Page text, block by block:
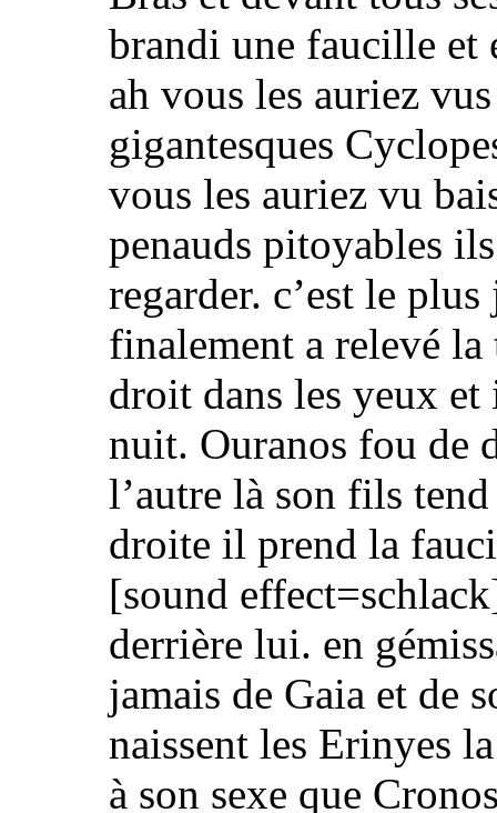
brandi une faucille et
ah vous les auriez
gigantesques
vous les auriez vu
penauds pitoyables
regarder. c’est le
finalement a relevé la
droit dans les yeux
nuit. Ouranos fou de
l’autre là son fils
droite il prend la
[sound
derrière lui. en
jamais de Gaia et de
naissent les Erinyes
à son sexe que